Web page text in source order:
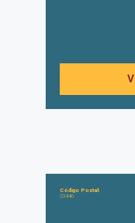
Código Postal:
23440